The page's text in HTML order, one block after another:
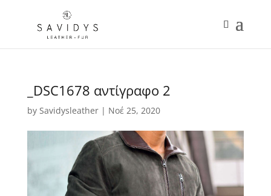
_DSC1678 αντίγραφο 2
by Savidysleather| Νοέ 25, 2020